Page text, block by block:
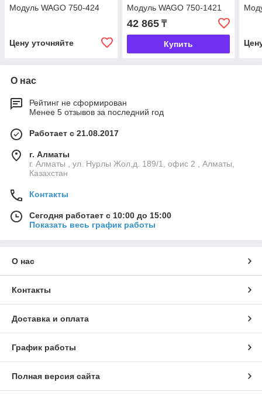
Модуль WAGO 750-424
Цену уточняйте
Модуль WAGO 750-1421
42 865₸
Купить
О нас
Рейтинг не сформирован
Менее 5 отзывов за последний год
Работает с 21.08.2017
г. Алматы
г. Алматы , ул. Нурлы Жол,д. 189/1, офис 2 , Алматы,
Казахстан
Контакты
Сегодня работает с 10:00 до 15:00
Показать весь график работы
О нас
Контакты
Доставка и оплата
График работы
Полная версия сайта